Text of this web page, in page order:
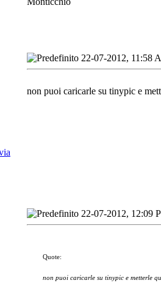
22-07-2012, 11:58
non puoi caricarle su tinypic e
22-07-2012, 12:09
Quote:
non puoi caricarle su tinypic e metterle